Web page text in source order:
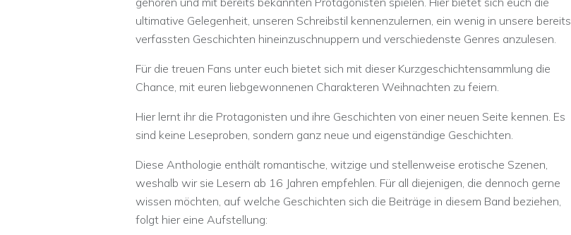
ultimative Gelegenheit, unseren Schreibstil kennenzulernen, ein wenig in unsere bereits
verfassten Geschichten hineinzuschnuppern und verschiedenste Genres anzulesen.
Für die treuen Fans unter euch bietet sich mit dieser Kurzgeschichtensammlung die
Chance, mit euren liebgewonnenen Charakteren Weihnachten zu feiern.
Hier lernt ihr die Protagonisten und ihre Geschichten von einer neuen Seite kennen. Es
sind keine Leseproben, sondern ganz neue und eigenständige Geschichten.
Diese Anthologie enthält romantische, witzige und stellenweise erotische Szenen,
weshalb wir sie Lesern ab 16 Jahren empfehlen. Für all diejenigen, die dennoch gerne
wissen möchten, auf welche Geschichten sich die Beiträge in diesem Band beziehen,
folgt hier eine Aufstellung: